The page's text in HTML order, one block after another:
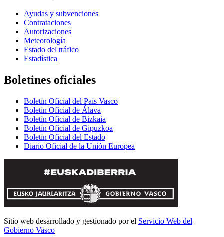
Ayudas y subvenciones
Contrataciones
Autorizaciones
Meteorología
Estado del tráfico
Estadística
Boletines oficiales
Boletín Oficial del País Vasco
Boletín Oficial de Álava
Boletín Oficial de Bizkaia
Boletín Oficial de Gipuzkoa
Boletín Oficial del Estado
Diario Oficial de la Unión Europea
Sitio web desarrollado y gestionado por el Servicio Web del
Gobierno Vasco